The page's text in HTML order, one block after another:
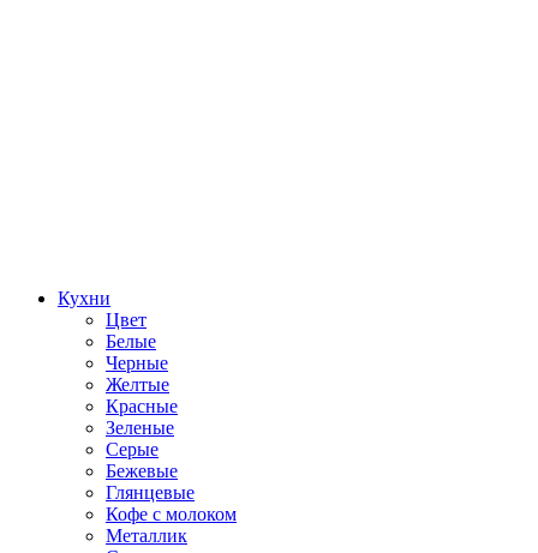
Кухни
Цвет
Белые
Черные
Желтые
Красные
Зеленые
Серые
Бежевые
Глянцевые
Кофе с молоком
Металлик